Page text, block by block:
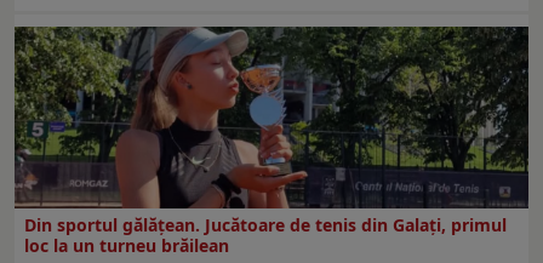
Din sportul gălățean. Jucătoare de tenis din Galați, primul
loc la un turneu brăilean